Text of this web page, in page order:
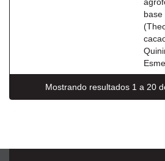
base
Mostrando resultados 1 a 20